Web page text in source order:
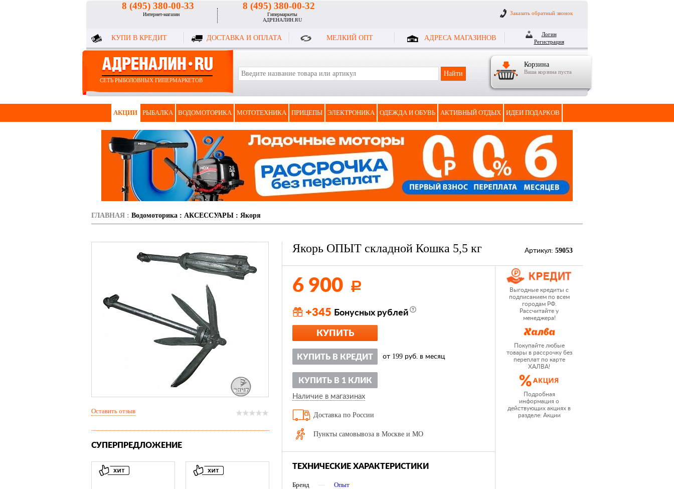
8 (495) 380-00-33
Интернет-магазин
8 (495) 380-00-32
Гипермаркеты
АДРЕНАЛИН.RU
Заказать обратный звонок
КУПИ В КРЕДИТ ДОСТАВКА И ОПЛАТА МЕЛКИЙ ОПТ АДРЕСА МАГАЗИНОВ
Логин
Регистрация
Корзина
Ваша корзина пуста
СЕТЬ РЫБОЛОВНЫХ ГИПЕРМАРКЕТОВ
АКЦИИ РЫБАЛКА ВОДОМОТОРИКА МОТОТЕХНИКА ПРИЦЕПЫ ЭЛЕКТРОНИКА ОДЕЖДА И ОБУВЬ АКТИВНЫЙ ОТДЫХ ИДЕИ ПОДАРКОВ
ГЛАВНАЯ : Водомоторика : АКСЕССУАРЫ : Якоря
Якорь ОПЫТ складной Кошка 5,5 кг Артикул: 59053
6 900 Р
+345 Бонусных рублей
КУПИТЬ
КУПИТЬ В КРЕДИТ от 199 руб. в месяц
КУПИТЬ В 1 КЛИК
Наличие в магазинах
Доставка по России
Пункты самовывоза в Москве и МО
ТЕХНИЧЕСКИЕ ХАРАКТЕРИСТИКИ
Бренд — Опыт
Выгодные кредиты с
подписанием по всем
городам РФ.
Рассчитайте у
менеджера!
Покупайте любые
товары в рассрочку без
переплат по карте
ХАЛВА!
Подробная
информация о
действующих акциях в
разделе: Акции
Оставить отзыв
СУПЕРПРЕДЛОЖЕНИЕ